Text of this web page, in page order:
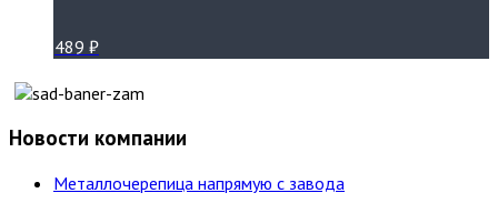
489 ₽
Новости компании
Металлочерепица напрямую с завода